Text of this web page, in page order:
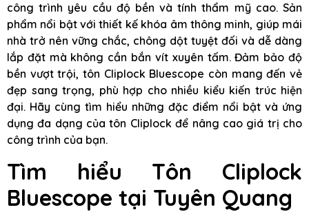
công trình yêu cầu độ bền và tính thẩm mỹ cao. Sản
phẩm nổi bật với thiết kế khóa âm thông minh, giúp mái
nhà trở nên vững chắc, chông dột tuyệt đối và dễ dàng
lắp đặt mà không cần bắn vít xuyên tấm. Đảm bảo độ
bền vượt trội, tôn Cliplock Bluescope còn mang đến vẻ
đẹp sang trọng, phù hợp cho nhiều kiểu kiến trúc hiện
đại. Hãy cùng tìm hiểu những đặc điểm nổi bật và ứng
dụng đa dạng của tôn Cliplock để nâng cao giá trị cho
công trình của bạn.
Tìm hiểu Tôn Cliplock
Bluescope tại Tuyên Quang